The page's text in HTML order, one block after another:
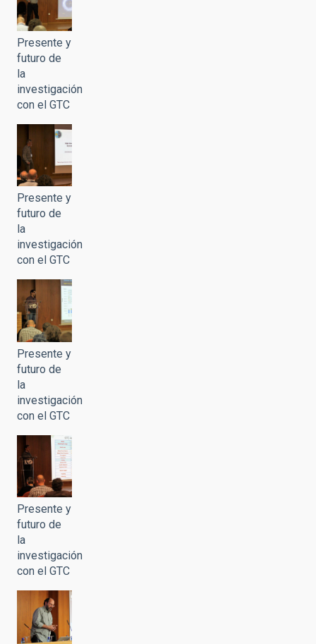
Presente y
futuro de
la
investigación
con el GTC
Presente y
futuro de
la
investigación
con el GTC
Presente y
futuro de
la
investigación
con el GTC
Presente y
futuro de
la
investigación
con el GTC